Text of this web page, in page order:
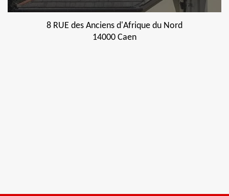
8 RUE des Anciens d'Afrique du Nord
14000 Caen